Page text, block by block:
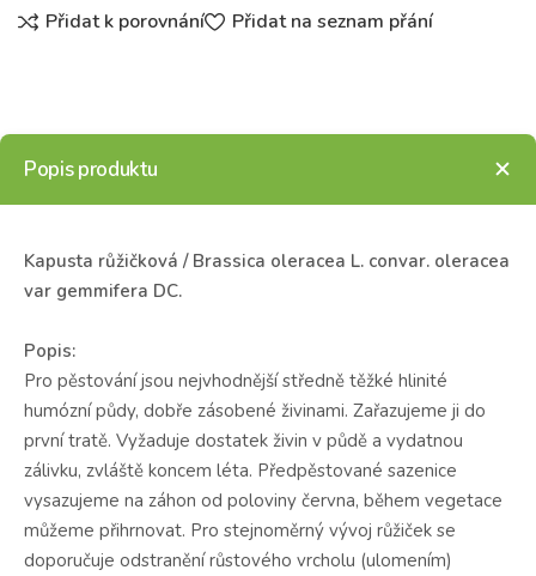
Přidat k porovnání Přidat na seznam přání
Popis produktu
Kapusta růžičková / Brassica oleracea L. convar. oleracea
var gemmifera DC.
Popis:
Pro pěstování jsou nejvhodnější středně těžké hlinité
humózní půdy, dobře zásobené živinami. Zařazujeme ji do
první tratě. Vyžaduje dostatek živin v půdě a vydatnou
zálivku, zvláště koncem léta. Předpěstované sazenice
vysazujeme na záhon od poloviny června, během vegetace
můžeme přihrnovat. Pro stejnoměrný vývoj růžiček se
doporučuje odstranění růstového vrcholu (ulomením)